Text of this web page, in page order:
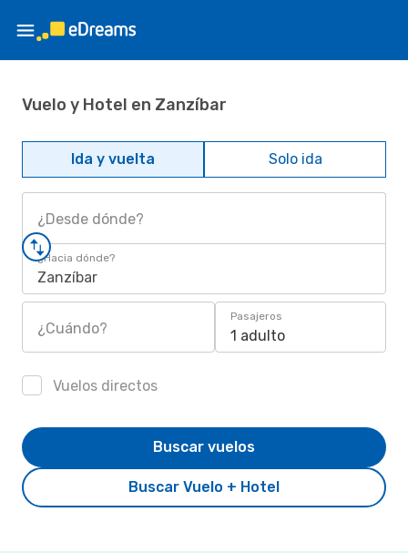
Vuelo y Hotel en Zanzíbar
Ida y vuelta Solo ida
¿Desde dónde?
¿Hacia dónde?
Zanzíbar
¿Cuándo?
Pasajeros
1 adulto
Vuelos directos
Buscar Vuelo + Hotel
Buscar vuelos